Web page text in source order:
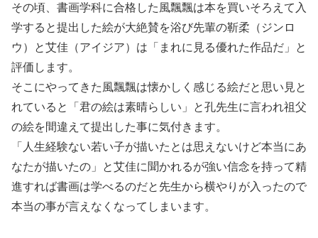
その頃、書画学科に合格した風飄飄は本を買いそろえて入
学すると提出した絵が大絶賛を浴び先輩の靳柔（ジンロ
ウ）と艾佳（アイジア）は「まれに見る優れた作品だ」と
評価します。
そこにやってきた風飄飄は懐かしく感じる絵だと思い見と
れていると「君の絵は素晴らしい」と孔先生に言われ祖父
の絵を間違えて提出した事に気付きます。
「人生経験ない若い子が描いたとは思えないけど本当にあ
なたが描いたの」と艾佳に聞かれるが強い信念を持って精
進すれば書画は学べるのだと先生から横やりが入ったので
本当の事が言えなくなってしまいます。